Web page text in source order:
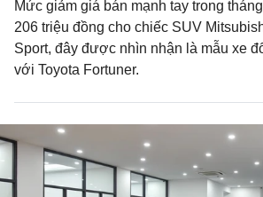
Mức giảm giá bán mạnh tay trong
206 triệu đồng cho chiếc SUV
Sport, đây được nhìn nhận là mẫu xe
với Toyota Fortuner.